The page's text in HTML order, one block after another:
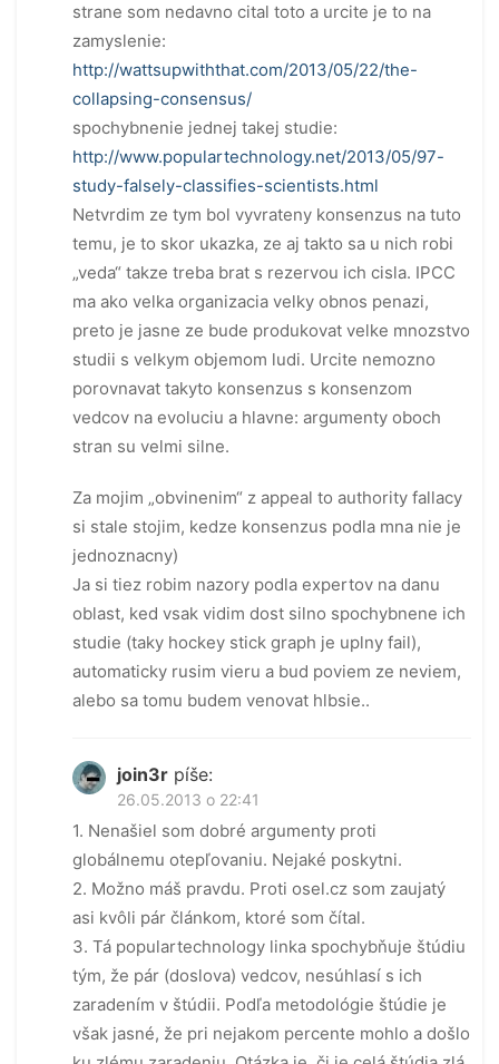
strane som nedavno cital toto a urcite je to na
zamyslenie:
http://wattsupwiththat.com/2013/05/22/the-
collapsing-consensus/
spochybnenie jednej takej studie:
http://www.populartechnology.net/2013/05/97-
study-falsely-classifies-scientists.html
Netvrdim ze tym bol vyvrateny konsenzus na tuto
temu, je to skor ukazka, ze aj takto sa u nich robi
„veda“ takze treba brat s rezervou ich cisla. IPCC
ma ako velka organizacia velky obnos penazi,
preto je jasne ze bude produkovat velke mnozstvo
studii s velkym objemom ludi. Urcite nemozno
porovnavat takyto konsenzus s konsenzom
vedcov na evoluciu a hlavne: argumenty oboch
stran su velmi silne.
Za mojim „obvinenim“ z appeal to authority fallacy
si stale stojim, kedze konsenzus podla mna nie je
jednoznacny)
Ja si tiez robim nazory podla expertov na danu
oblast, ked vsak vidim dost silno spochybnene ich
studie (taky hockey stick graph je uplny fail),
automaticky rusim vieru a bud poviem ze neviem,
alebo sa tomu budem venovat hlbsie..
join3r píše:
26.05.2013 o 22:41
1. Nenašiel som dobré argumenty proti
globálnemu otepľovaniu. Nejaké poskytni.
2. Možno máš pravdu. Proti osel.cz som zaujatý
asi kvôli pár článkom, ktoré som čítal.
3. Tá populartechnology linka spochybňuje štúdiu
tým, že pár (doslova) vedcov, nesúhlasí s ich
zaradením v štúdii. Podľa metodológie štúdie je
však jasné, že pri nejakom percente mohlo a došlo